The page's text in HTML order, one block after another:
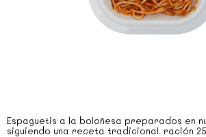
Espaguetis a la boloñesa preparados en
siguiendo una receta tradicional. ración